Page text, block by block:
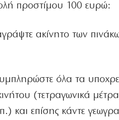
προστίμου 100 ευρώ:
ακίνητο των
όλα τα
(τετραγωνικά
και επίσης κάντε